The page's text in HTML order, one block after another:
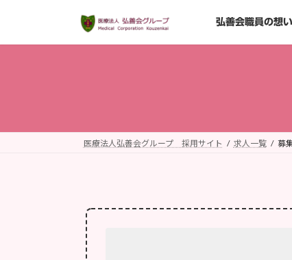
弘善会職員の想い
医療法人弘善会グループ 採用サイト 求人一覧 募